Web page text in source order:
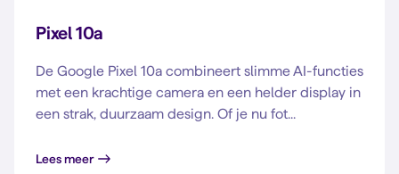
Pixel 10a
De Google Pixel 10a combineert slimme AI-functies
met een krachtige camera en een helder display in
een strak, duurzaam design. Of je nu fot...
Lees meer